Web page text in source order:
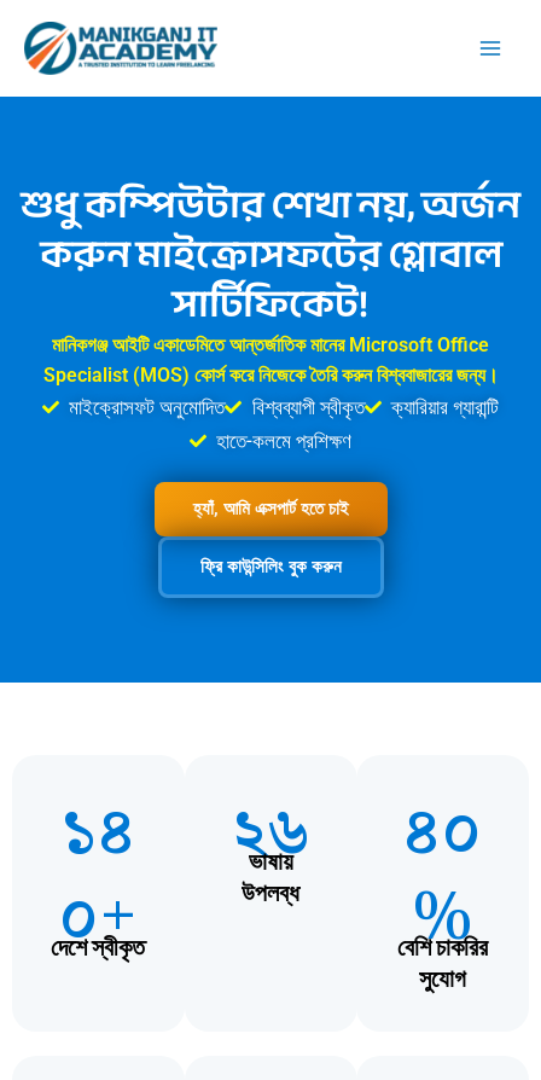
শুধু কম্পিউটার শেখা নয়, অর্জন
করুন মাইক্রোসফটের গ্লোবাল
সার্টিফিকেট!
মানিকগঞ্জ আইটি একাডেমিতে আন্তর্জাতিক মানের Microsoft Office
Specialist (MOS) কোর্স করে নিজেকে তৈরি করুন বিশ্ববাজারের জন্য।
মাইক্রোসফট অনুমোদিত বিশ্বব্যাপী স্বীকৃত
ক্যারিয়ার গ্যারান্টি
হাতে-কলমে প্রশিক্ষণ
হ্যাঁ, আমি এক্সপার্ট হতে চাই
ফ্রি কাউন্সিলিং বুক করুন
১৪
০+
দেশে স্বীকৃত
২৬
ভাষায়
উপলব্ধ
৪০
%
বেশি চাকরির
সুযোগ